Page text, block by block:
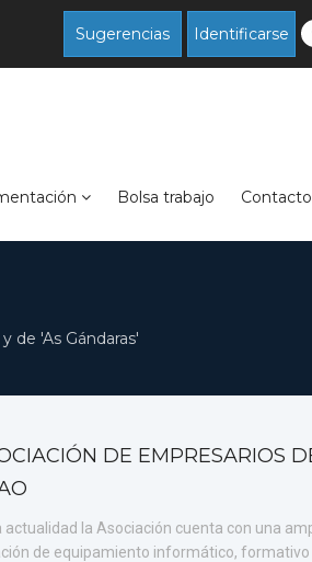
Sugerencias Identificarse
Bolsa trabajo Contacto
de 'As Gándaras'
DE EMPRESARIOS
actualidad la Asociación cuenta con una
de equipamiento informático, formativo